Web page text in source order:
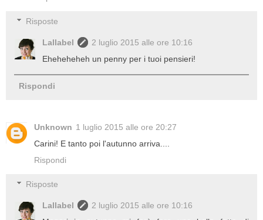
Risposte
Lallabel
2 luglio 2015 alle ore 10:16
Eheheheheh un penny per i tuoi pensieri!
Rispondi
Unknown 1 luglio 2015 alle ore 20:27
Carini! E tanto poi l'autunno arriva....
Rispondi
Risposte
Lallabel
2 luglio 2015 alle ore 10:16